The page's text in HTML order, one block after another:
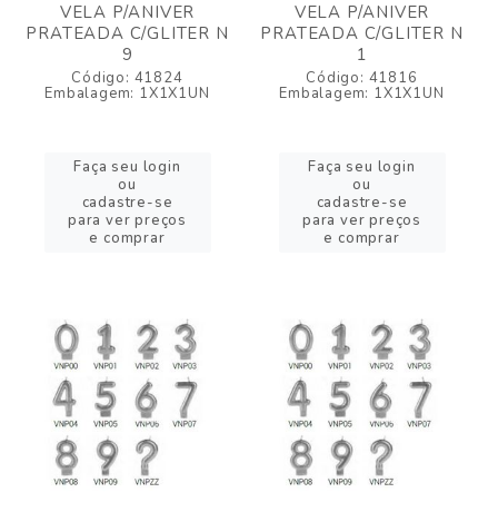
VELA P/ANIVER
PRATEADA C/GLITER N
9
Código: 41824
Embalagem: 1X1X1UN
Faça seu login
ou
cadastre-se
para ver preços
e comprar
VELA P/ANIVER
PRATEADA C/GLITER N
1
Código: 41816
Embalagem: 1X1X1UN
Faça seu login
ou
cadastre-se
para ver preços
e comprar